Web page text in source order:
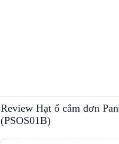
Review Hạt ổ cắm đơn
(PSOS01B)